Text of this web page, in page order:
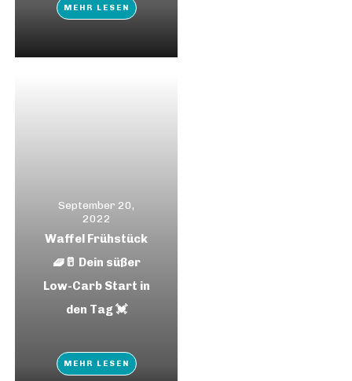
MEHR LESEN
September 20,
2022
Waffel Frühstück
🧇🥛 Dein süßer
Low-Carb Start in
den Tag 💓
MEHR LESEN